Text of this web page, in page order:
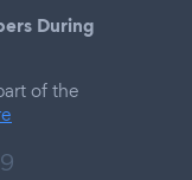
During
of the